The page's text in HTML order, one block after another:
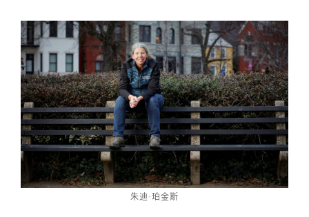
朱迪·珀金斯